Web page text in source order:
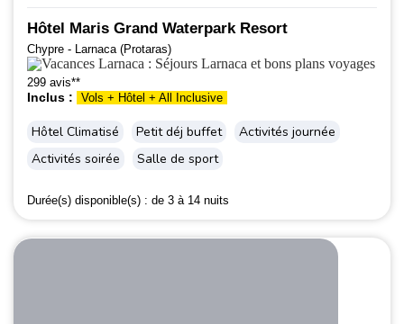
Hôtel Maris Grand Waterpark Resort
Chypre - Larnaca (Protaras)
299 avis**
Inclus : Vols + Hôtel + All Inclusive
Hôtel Climatisé Petit déj buffet
Activités journée
Activités soirée
Salle de sport
Durée(s) disponible(s) : de 3 à 14 nuits